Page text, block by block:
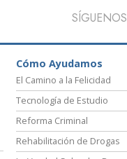
SÍGUENOS
Cómo Ayudamos
El Camino a la Felicidad
Tecnología de Estudio
Reforma Criminal
Rehabilitación de Drogas